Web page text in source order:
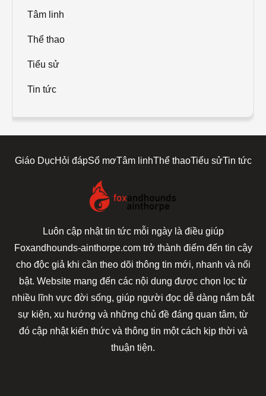
Tâm linh
Thể thao
Tiểu sử
Tin tức
Giáo DụcHỏi đápSổ mơTâm linhThể thaoTiểu sửTin tức
Luôn cập nhật tin tức mỗi ngày là điều giúp
Foxandhounds-ainthorpe.com trở thành điểm đến tin cậy
cho độc giả khi cần theo dõi thông tin mới, nhanh và nổi
bật. Website mang đến các nội dung được chọn lọc từ
nhiều lĩnh vực đời sống, giúp người đọc dễ dàng nắm bắt
sự kiện, xu hướng và những chủ đề đáng quan tâm, từ
đó cập nhật kiến thức và thông tin một cách kịp thời và
thuận tiện.